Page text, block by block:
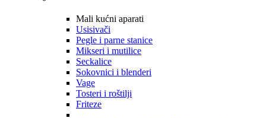
Mali kućni aparati
Usisivači
Pegle i parne stanice
Mikseri i mutilice
Seckalice
Sokovnici i blenderi
Vage
Tosteri i roštilji
Friteze